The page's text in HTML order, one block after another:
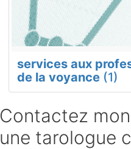
services aux
de la voyance (1)
Contactez
une tarologue